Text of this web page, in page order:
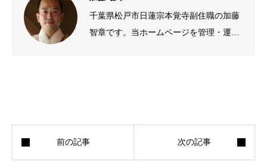
千葉県松戸市日蓮宗本覚寺副住職の加藤
智章です。当ホームページを管理・運営